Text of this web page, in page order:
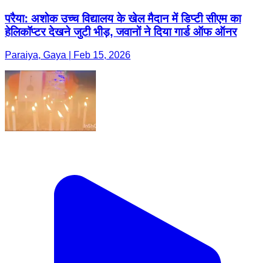
परैया: अशोक उच्च विद्यालय के खेल मैदान में डिप्टी सीएम का
हेलिकॉप्टर देखने जुटी भीड़, जवानों ने दिया गार्ड ऑफ ऑनर
Paraiya, Gaya | Feb 15, 2026